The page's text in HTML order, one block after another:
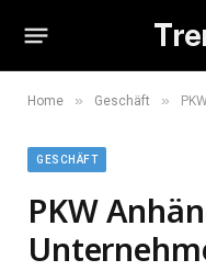
Home » Geschäft »
GESCHÄFT
PKW